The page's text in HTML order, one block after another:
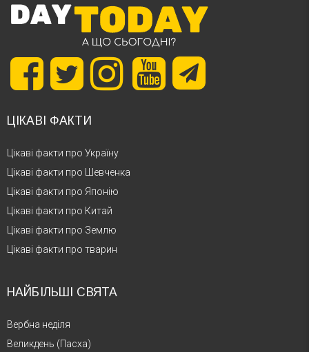
ЦІКАВІ ФАКТИ
Цікаві факти про Україну
Цікаві факти про Шевченка
Цікаві факти про Японію
Цікаві факти про Китай
Цікаві факти про Землю
Цікаві факти про тварин
НАЙБІЛЬШІ СВЯТА
Вербна неділя
Великдень (Пасха)